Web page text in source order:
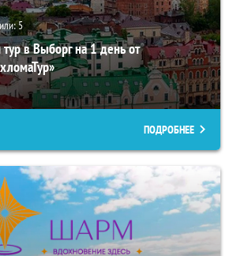
5
тур в Выборг на 1 день от
ПОДРОБНЕЕ